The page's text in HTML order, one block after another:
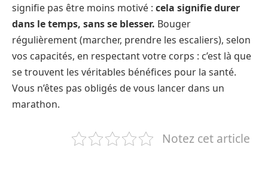
signifie pas être moins motivé : cela signifie durer
dans le temps, sans se blesser. Bouger
régulièrement (marcher, prendre les escaliers), selon
vos capacités, en respectant votre corps : c’est là que
se trouvent les véritables bénéfices pour la santé.
Vous n’êtes pas obligés de vous lancer dans un
marathon.
Notez cet article